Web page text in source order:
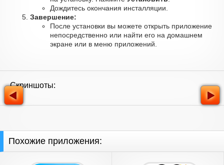
Дождитесь окончания инсталляции.
Завершение:
После установки вы можете открыть приложение
непосредственно или найти его на домашнем
экране или в меню приложений.
Скриншоты:
Похожие приложения: